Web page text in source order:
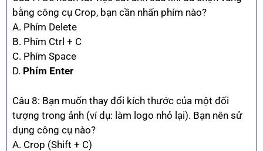
bằng công cụ Crop, bạn cần nhấn phím nào?
A. Phím Delete
B. Phím Ctrl + C
C. Phím Space
D. Phím Enter
Câu 8: Bạn muốn thay đổi kích thước của một đối
tượng trong ảnh (ví dụ: làm logo nhỏ lại). Bạn nên sử
dụng công cụ nào?
A. Crop (Shift + C)